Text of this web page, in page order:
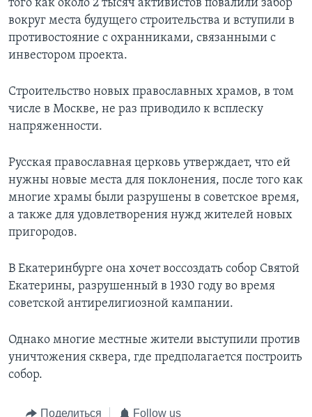
того как около 2 тысяч активистов повалили забор
вокруг места будущего строительства и вступили в
противостояние с охранниками, связанными с
инвестором проекта.
Строительство новых православных храмов, в том
числе в Москве, не раз приводило к всплеску
напряженности.
Русская православная церковь утверждает, что ей
нужны новые места для поклонения, после того как
многие храмы были разрушены в советское время,
а также для удовлетворения нужд жителей новых
пригородов.
В Екатеринбурге она хочет воссоздать собор Святой
Екатерины, разрушенный в 1930 году во время
советской антирелигиозной кампании.
Однако многие местные жители выступили против
уничтожения сквера, где предполагается построить
собор.
Поделиться Follow us